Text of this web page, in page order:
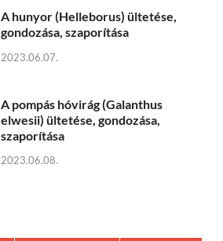
A hunyor (Helleborus) ültetése,
gondozása, szaporítása
2023.06.07.
A pompás hóvirág (Galanthus
elwesii) ültetése, gondozása,
szaporítása
2023.06.08.